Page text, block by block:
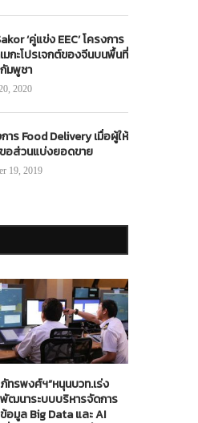
‘คู่แข่ง EEC’ โครงการ
มกะโปรเจกต์ของจีนบนพื้นที่
มพูชา
2020
การ Food Delivery เมื่อผู้ให้
อส่วนแบ่งยอดขาย
19, 2019
ภัทรพงศ์ฯ”หนุนบวท.เร่ง
พัฒนาระบบบริหารจัดการ
ข้อมูล Big Data และ AI